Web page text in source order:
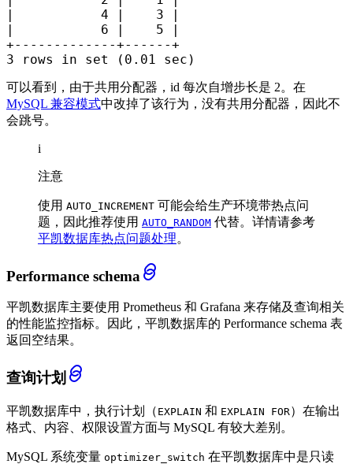
|
4 | 3
|
|
6 | 5
|
+-------------+------+
3
rows in set ( 0.01 sec)
可以看到，由于共用分配器，id 每次自增步长是 2。在
MySQL 兼容模式中改掉了该行为，没有共用分配器，因此不
会跳号。
i
注意
使用 AUTO_INCREMENT 可能会给生产环境带热点问
题，因此推荐使用 AUTO_RANDOM 代替。详情请参考
平凯数据库热点问题处理。
Performance schema
平凯数据库主要使用 Prometheus 和 Grafana 来存储及查询相关
的性能监控指标。因此，平凯数据库的 Performance schema 表
返回空结果。
查询计划
平凯数据库中，执行计划（ EXPLAIN 和 EXPLAIN FOR）在输出
格式、内容、权限设置方面与 MySQL 有较大差别。
MySQL 系统变量 optimizer_switch 在平凯数据库中是只读